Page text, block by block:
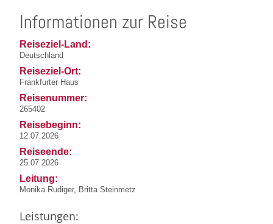
Informationen zur Reise
Reiseziel-Land:
Deutschland
Reiseziel-Ort:
Frankfurter Haus
Reisenummer:
265402
Reisebeginn:
12.07.2026
Reiseende:
25.07.2026
Leitung:
Monika Rudiger, Britta Steinmetz
Leistungen: